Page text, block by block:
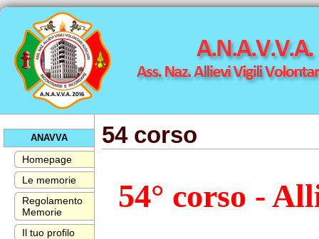
ANAVVA
Homepage
Le memorie
Regolamento
Memorie
Il tuo profilo
54 corso
54° corso -